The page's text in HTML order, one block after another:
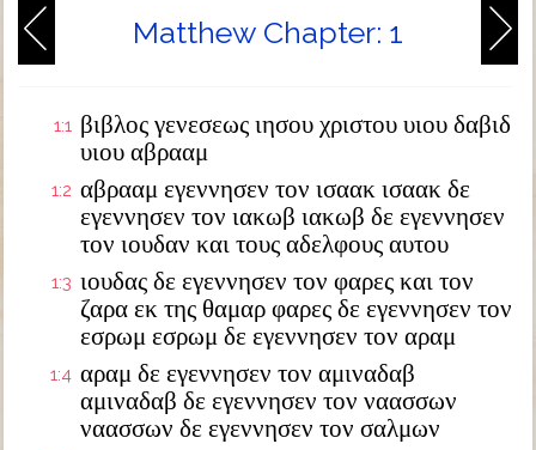
Matthew Chapter: 1
1:1 βιβλος γενεσεως ιησου χριστου υιου δαβιδ
υιου αβρααμ
1:2 αβρααμ εγεννησεν τον ισαακ ισαακ δε
εγεννησεν τον ιακωβ ιακωβ δε εγεννησεν
τον ιουδαν και τους αδελφους αυτου
1:3 ιουδας δε εγεννησεν τον φαρες και τον
ζαρα εκ της θαμαρ φαρες δε εγεννησεν τον
εσρωμ εσρωμ δε εγεννησεν τον αραμ
1:4 αραμ δε εγεννησεν τον αμιναδαβ
αμιναδαβ δε εγεννησεν τον ναασσων
ναασσων δε εγεννησεν τον σαλμων